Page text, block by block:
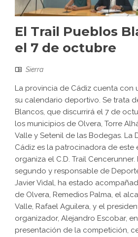
El Trail Pueblos
el 7 de octubre
Sierra
La provincia de Cádiz cuenta con
su calendario deportivo. Se trata
Blancos, que discurrirá el 7 de
los municipios de Olvera, Torre
Valle y Setenil de las Bodegas. La
Cádiz es la patrocinadora de este
organiza el C.D. Trail
segundo y responsable de
Javier Vidal, ha estado
de Olvera, Remedios Palma, el
Valle, Rafael Aguilera, y el
organizador, Alejandro Escobar,
presentación de la competición,